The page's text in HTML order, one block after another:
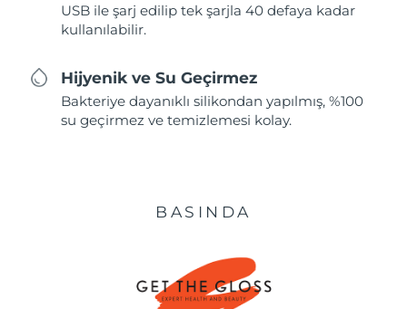
USB ile şarj edilip tek şarjla 40 defaya kadar
kullanılabilir.
Hijyenik ve Su Geçirmez
Bakteriye dayanıklı silikondan yapılmış, %100
su geçirmez ve temizlemesi kolay.
BASINDA